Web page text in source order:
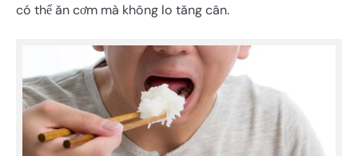
có thể ăn cơm mà không lo tăng cân.